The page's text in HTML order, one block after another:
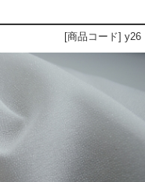
[商品コード] y26